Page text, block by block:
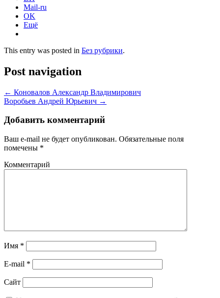
Mail-ru
OK
Ещё
This entry was posted in Без рубрики.
Post navigation
← Коновалов Александр Владимирович
Воробьев Андрей Юрьевич →
Добавить комментарий
Ваш e-mail не будет опубликован. Обязательные поля
помечены *
Комментарий
Имя *
E-mail *
Сайт